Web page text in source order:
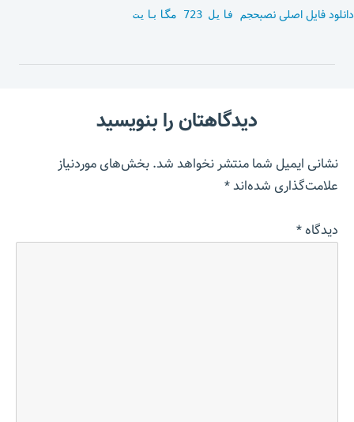
دانلود فایل اصلی نصبحجم فایل 723 مگابایت
دیدگاهتان را بنویسید
نشانی ایمیل شما منتشر نخواهد شد.بخش‌های موردنیاز
علامت‌گذاری شده‌اند*
دیدگاه*